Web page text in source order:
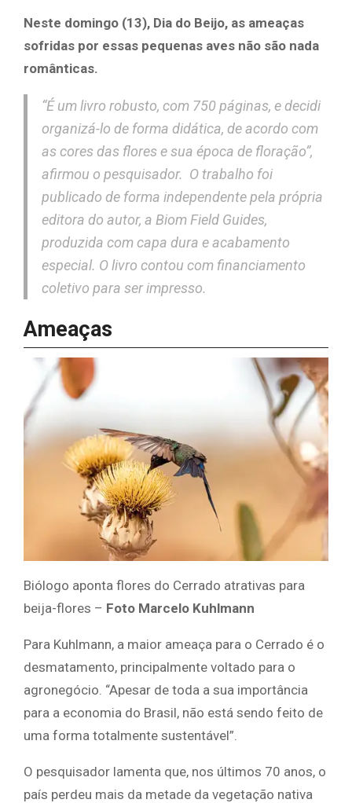
Neste domingo (13), Dia do Beijo, as ameaças
sofridas por essas pequenas aves não são nada
românticas.
“É um livro robusto, com 750 páginas, e decidi
organizá-lo de forma didática, de acordo com
as cores das flores e sua época de floração”,
afirmou o pesquisador. O trabalho foi
publicado de forma independente pela própria
editora do autor, a Biom Field Guides,
produzida com capa dura e acabamento
especial. O livro contou com financiamento
coletivo para ser impresso.
Ameaças
Biólogo aponta flores do Cerrado atrativas para
beija-flores – Foto Marcelo Kuhlmann
Para Kuhlmann, a maior ameaça para o Cerrado é o
desmatamento, principalmente voltado para o
agronegócio. “Apesar de toda a sua importância
para a economia do Brasil, não está sendo feito de
uma forma totalmente sustentável”.
O pesquisador lamenta que, nos últimos 70 anos, o
país perdeu mais da metade da vegetação nativa